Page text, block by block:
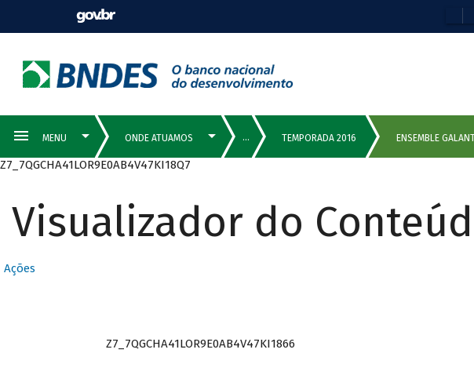
Z7_7QGCHA41LOR9E0AB4V47KI18Q7
Visualizador do
Ações
Z7_7QGCHA41LOR9E0AB4V47KI1866